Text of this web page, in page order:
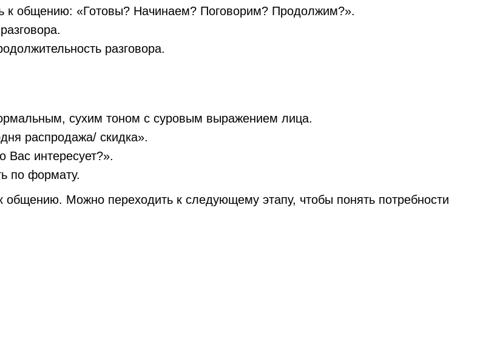
к общению: «Готовы? Начинаем? Поговорим? Продолжим?».
разговора.
сухим тоном с суровым выражением лица.
распродажа/ скидка».
Вас интересует?».
по формату.
общению. Можно переходить к следующему этапу, чтобы понять потребности